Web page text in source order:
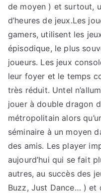
de moyen ) et surtout,
d’heures de jeux.Les
gamers, utilisent les
épisodique, le plus
joueurs. Les jeux
leur foyer et le temps
très réduit. Untel
jouer à double dragon
métropolitain alors
séminaire à un moyen
des amis. Les player
aujourd’hui qui se fait
autres, au succès des
Buzz, Just Dance… ) et